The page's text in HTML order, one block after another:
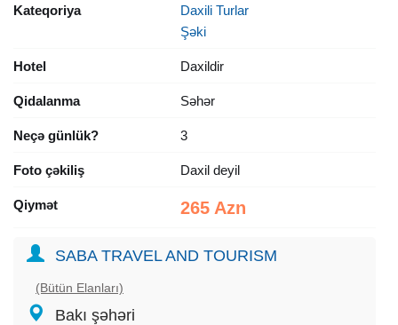
Kateqoriya
Daxili Turlar
Şəki
Hotel Daxildir
Qidalanma Səhər
Neçə günlük? 3
Foto çəkiliş Daxil deyil
Qiymət 265 Azn
SABA TRAVEL AND TOURISM
(Bütün Elanları)
Bakı şəhəri